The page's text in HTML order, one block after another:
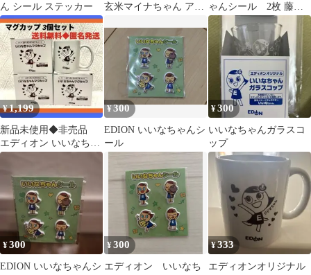
ん シール ステッカー
玄米マイナちゃん アク
ール
ゃんシール 2枚 藤井
陽子のデコクラフト
手作りシールセット
¥1,199
新品未使用◆非売品
エディオン いいなちゃ
ん マグカップ ３個セッ
¥300
EDION いいなちゃんシ
ール
¥300
いいなちゃんガラスコ
ップ
¥300
EDION いいなちゃんシ
¥300
エディオン いいなち
¥333
エディオンオリジナル